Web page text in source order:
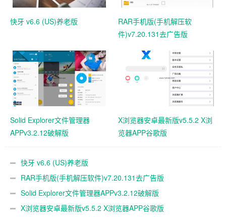
快牙 v6.6 (US)养老版
RAR手机版(手机解压软
件)v7.20.131去广告版
Solid Explorer文件管理器
APPv3.2.12破解版
X浏览器安卓最新版v5.5.2 X浏
览器APP谷歌版
快牙 v6.6 (US)养老版
RAR手机版(手机解压软件)v7.20.131去广告版
Solid Explorer文件管理器APPv3.2.12破解版
X浏览器安卓最新版v5.5.2 X浏览器APP谷歌版